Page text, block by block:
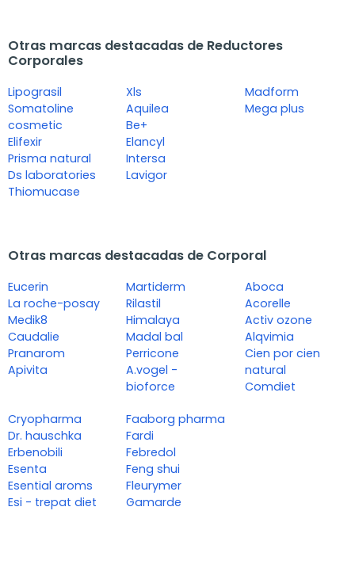
Otras marcas destacadas de Reductores
Corporales
Lipograsil
Somatoline
cosmetic
Elifexir
Prisma natural
Ds laboratories
Thiomucase
Xls
Aquilea
Be+
Elancyl
Intersa
Lavigor
Madform
Mega plus
Otras marcas destacadas de Corporal
Eucerin
La roche-posay
Medik8
Caudalie
Pranarom
Apivita
Martiderm
Rilastil
Himalaya
Madal bal
Perricone
A.vogel -
bioforce
Aboca
Acorelle
Activ ozone
Alqvimia
Cien por cien
natural
Comdiet
Cryopharma
Dr. hauschka
Erbenobili
Esenta
Esential aroms
Esi - trepat diet
Faaborg pharma
Fardi
Febredol
Feng shui
Fleurymer
Gamarde